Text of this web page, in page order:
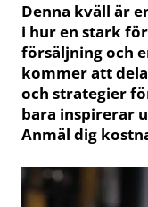
Denna kväll är
i hur en stark
försäljning och
kommer att
och strategier
bara inspirerar
Anmäl dig